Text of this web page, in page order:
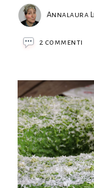
Annalaura
2 commenti
e